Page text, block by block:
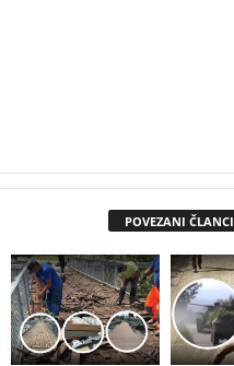
POVEZANI ČLANCI